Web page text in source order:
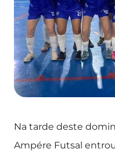
Na tarde deste
Ampére Futsal